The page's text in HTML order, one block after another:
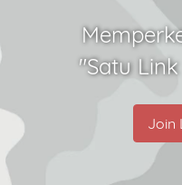
"Satu
Join